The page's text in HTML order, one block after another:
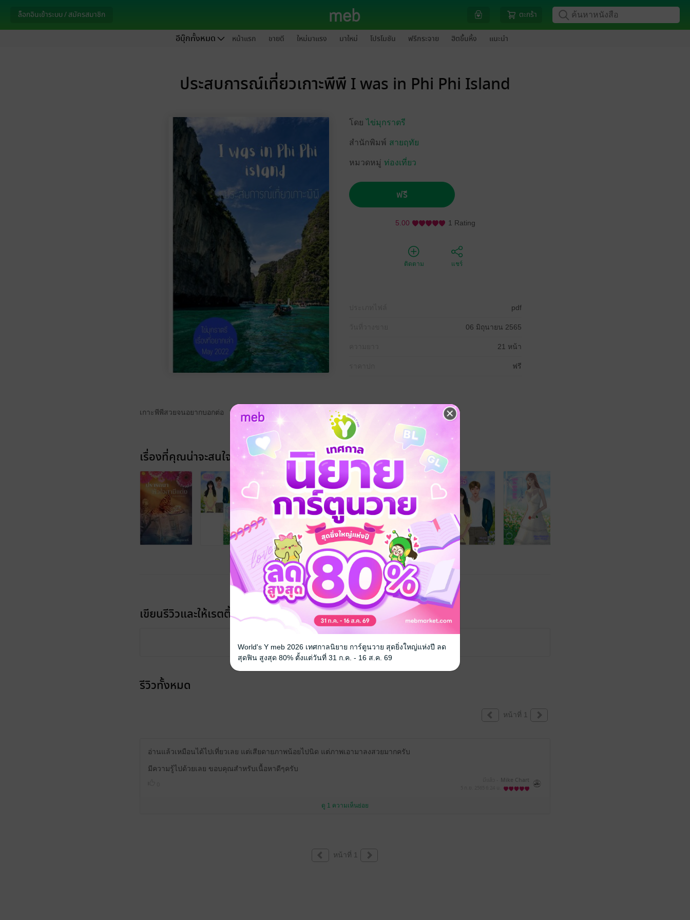
ล็อกอินเข้าระบบ / สมัครสมาชิก ตะกร้า
อีบุ๊กทั้งหมด หน้าแรก ขายดี ใหม่มาแรง มาใหม่ โปรโมชัน ฟรีกระจาย ฮิตขึ้นหิ้ง แนะนำ
ประสบการณ์เที่ยวเกาะพีพี I was in Phi Phi Island
โดย ไข่มุกราตรี
สำนักพิมพ์ สายฤทัย
หมวดหมู่ ท่องเที่ยว
ฟรี
5.00 1 Rating
ติดตาม แชร์
pdf
06 มิถุนายน 2565
21 หน้า
ฟรี
เกาะพีพีสวยจนอยากบอกต่อ
เรื่องที่คุณน่าจะสนใจ
เขียนรีวิวและให้เรตติ้ง
คุณสามารถ เข้าสู่ระบบเพื่อแสดงความคิดเห็นได้จ้า
รีวิวทั้งหมด
หน้าที่ 1
อ่านแล้วเหมือนได้ไปเที่ยวเลย แต่เสียดายภาพน้อยไปนิด แต่ภาพเอามาลงสวยมากครับ
มีความรู้ไปด้วยเลย ขอบคุณสำหรับเนื้อหาดีๆครับ
Mike Chart
ดู 1 ความเห็นย่อย
หน้าที่ 1
World's Y meb 2026 เทศกาลนิยาย การ์ตูนวาย สุดยิ่งใหญ่แห่งปี ลด
สุดฟิน สูงสุด 80% ตั้งแต่วันที่ 31 ก.ค. - 16 ส.ค. 69